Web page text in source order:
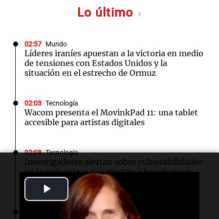
Play
Video
Lo último
02:57 Mundo
Líderes iraníes apuestan a la victoria en medio
de tensiones con Estados Unidos y la
situación en el estrecho de Ormuz
02:03 Tecnología
Wacom presenta el MovinkPad 11: una tablet
accesible para artistas digitales
02:03 Tecnología
Investigadores alertan sobre vulnerabilidades
en la web polaca que afectan a hospitales y
aeropuertos
Mundo